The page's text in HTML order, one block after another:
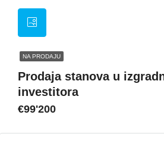
NA PRODAJU
Prodaja stanova u
investitora
€99'200